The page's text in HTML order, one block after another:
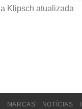
Klipsch atualizada
MARCAS NOTÍCIAS